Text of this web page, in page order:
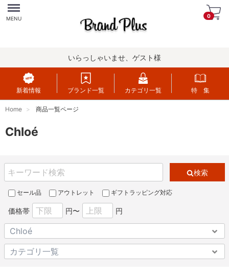
Menu
MENU 0
いらっしゃいませ、ゲスト様
新着情報 ブランド一覧 カテゴリ一覧 特 集
Home 商品一覧ページ
Chloé
検索
セール品 アウトレット ギフトラッピング対応
価格帯 円〜 円